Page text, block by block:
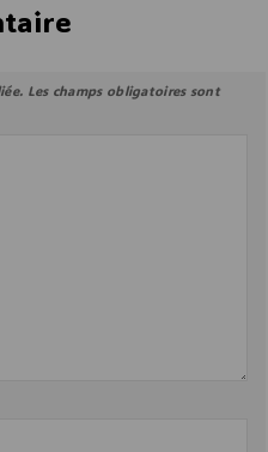
Les champs obligatoires sont